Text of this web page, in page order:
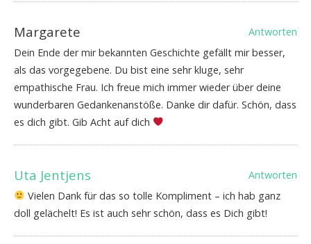
Margarete
Antworten
Dein Ende der mir bekannten Geschichte gefällt mir besser,
als das vorgegebene. Du bist eine sehr kluge, sehr
empathische Frau. Ich freue mich immer wieder über deine
wunderbaren Gedankenanstöße. Danke dir dafür. Schön, dass
es dich gibt. Gib Acht auf dich
Uta Jentjens
Antworten
Vielen Dank für das so tolle Kompliment – ich hab ganz
doll gelächelt! Es ist auch sehr schön, dass es Dich gibt!